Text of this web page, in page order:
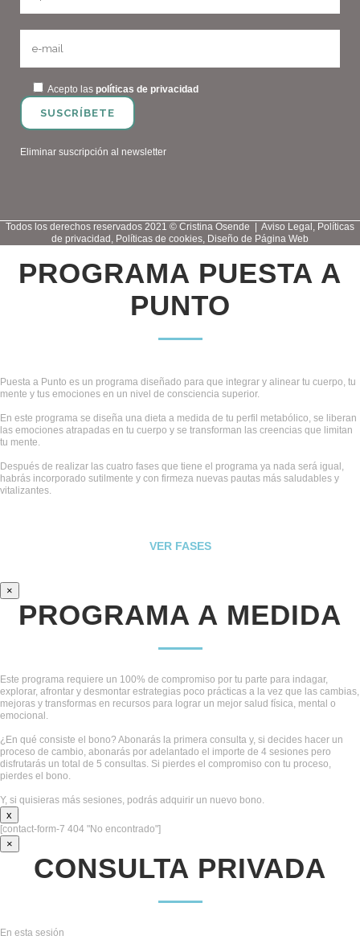
Acepto las políticas de privacidad
Eliminar suscripción al newsletter
Todos los derechos reservados 2021 © Cristina Osende | Aviso Legal , Políticas
de privacidad , Políticas de cookies, Diseño de Página Web
PROGRAMA PUESTA A
PUNTO
Puesta a Punto es un programa diseñado para que integrar y alinear tu cuerpo, tu
mente y tus emociones en un nivel de consciencia superior.
En este programa se diseña una dieta a medida de tu perfil metabólico, se liberan
las emociones atrapadas en tu cuerpo y se transforman las creencias que limitan
tu mente.
Después de realizar las cuatro fases que tiene el programa ya nada será igual,
habrás incorporado sutilmente y con firmeza nuevas pautas más saludables y
vitalizantes.
VER FASES
×
PROGRAMA A MEDIDA
Este programa requiere un 100% de compromiso por tu parte para indagar,
explorar, afrontar y desmontar estrategias poco prácticas a la vez que las cambias,
mejoras y transformas en recursos para lograr un mejor salud física, mental o
emocional.
¿En qué consiste el bono? Abonarás la primera consulta y, si decides hacer un
proceso de cambio, abonarás por adelantado el importe de 4 sesiones pero
disfrutarás un total de 5 consultas. Si pierdes el compromiso con tu proceso,
pierdes el bono.
Y, si quisieras más sesiones, podrás adquirir un nuevo bono.
x
[contact-form-7 404 "No encontrado"]
×
CONSULTA PRIVADA
En esta sesión